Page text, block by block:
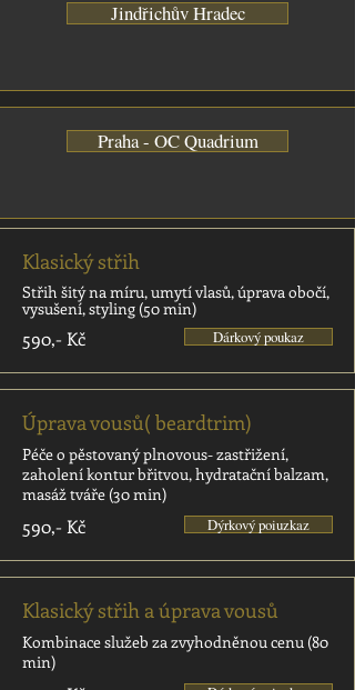
Jindřichův Hradec
Praha - OC Quadrium
Klasický střih
Střih šitý na míru, umytí vlasů, úprava obočí,
vysušení, styling (50 min)
590,- Kč Dárkový poukaz
Úprava vousů( beardtrim)
Péče o pěstovaný plnovous- zastřižení,
zaholení kontur břitvou, hydratační balzam,
masáž tváře (30 min)
590,- Kč Dýrkový poiuzkaz
Klasický střih a úprava vousů
Kombinace služeb za zvyhodněnou cenu (80
min)